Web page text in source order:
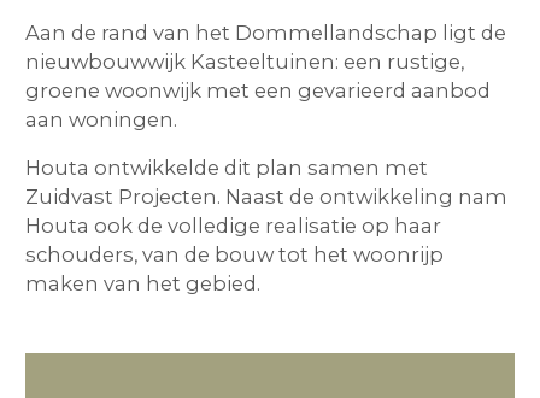
Aan de rand van het Dommellandschap ligt de
nieuwbouwwijk Kasteeltuinen: een rustige,
groene woonwijk met een gevarieerd aanbod
aan woningen.
Houta ontwikkelde dit plan samen met
Zuidvast Projecten. Naast de ontwikkeling nam
Houta ook de volledige realisatie op haar
schouders, van de bouw tot het woonrijp
maken van het gebied.